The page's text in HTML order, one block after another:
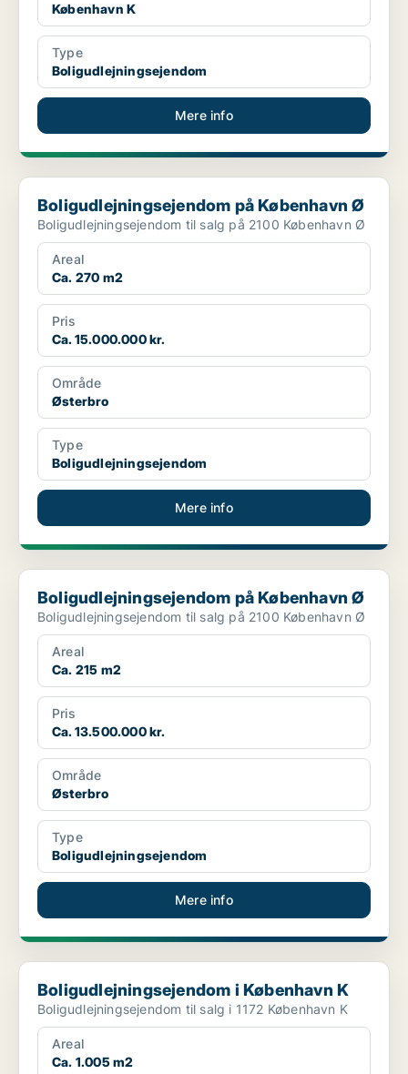
København K
Type
Boligudlejningsejendom
Mere info
Boligudlejningsejendom på København Ø
Boligudlejningsejendom på København Ø
Boligudlejningsejendom til salg på 2100 København Ø
Areal
Ca. 270 m2
Pris
Ca. 15.000.000 kr.
Område
Østerbro
Type
Boligudlejningsejendom
Mere info
Boligudlejningsejendom på København Ø
Boligudlejningsejendom på København Ø
Boligudlejningsejendom til salg på 2100 København Ø
Areal
Ca. 215 m2
Pris
Ca. 13.500.000 kr.
Område
Østerbro
Type
Boligudlejningsejendom
Mere info
Boligudlejningsejendom i København K
Boligudlejningsejendom i København K
Boligudlejningsejendom til salg i 1172 København K
Areal
Ca. 1.005 m2